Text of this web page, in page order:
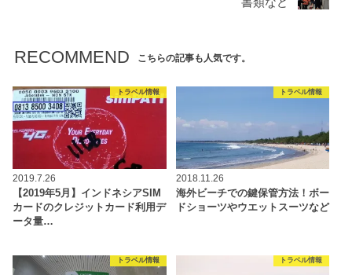
書類など
RECOMMEND こちらの記事も人気です。
トラベル情報
2019.7.26
【2019年5月】インドネシアSIM
カードのクレジットカード利用デ
ータ量…
トラベル情報
2018.11.26
海外ビーチでの鍵保管方法！ボー
ドショーツやウエットスーツなど
トラベル情報 トラベル情報